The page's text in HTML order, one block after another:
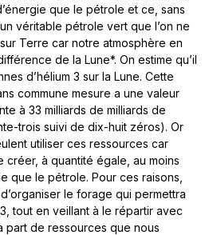
que le pétrole et ce, sans
véritable pétrole vert que l’on ne
Terre car notre atmosphère en
de la Lune*. On estime qu’il
d’hélium 3 sur la Lune. Cette
commune mesure a une valeur
à 33 milliards de milliards de
trois suivi de dix-huit zéros). Or
utiliser ces ressources car
créer, à quantité égale, au moins
que le pétrole. Pour ces raisons,
le forage qui permettra
tout en veillant à le répartir avec
part de ressources que nous